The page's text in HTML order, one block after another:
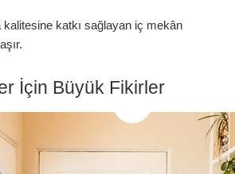
kalitesine katkı sağlayan iç mekân
İçin Büyük Fikirler